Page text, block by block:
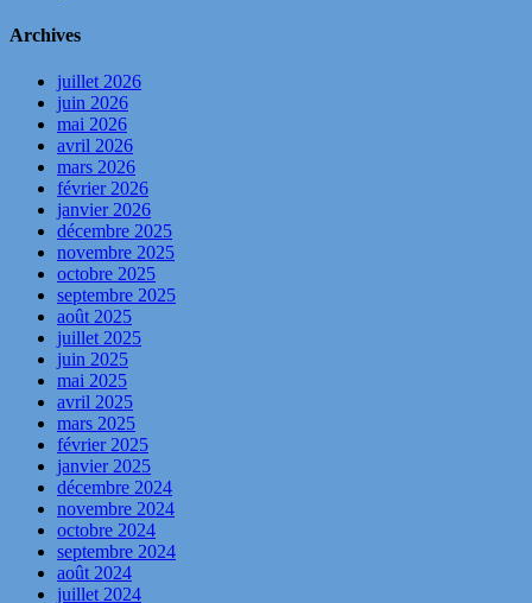
Archives
juillet 2026
juin 2026
mai 2026
avril 2026
mars 2026
février 2026
janvier 2026
décembre 2025
novembre 2025
octobre 2025
septembre 2025
août 2025
juillet 2025
juin 2025
mai 2025
avril 2025
mars 2025
février 2025
janvier 2025
décembre 2024
novembre 2024
octobre 2024
septembre 2024
août 2024
juillet 2024